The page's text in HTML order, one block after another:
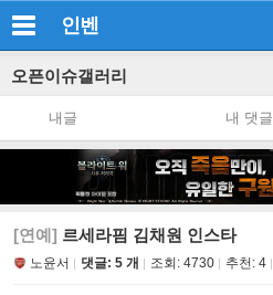
인벤
오픈이슈갤러리
내글 내 댓글
[연예] 르세라핌 김채원 인스타
노윤서 댓글: 5 개 조회: 4730 추천: 4